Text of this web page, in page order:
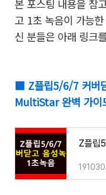
본 포스팅 내용을 참
고 1초 녹음이 가능
신 분들은 아래 링크
■ Z플립5/6/7 커버
MultiStar 완벽 가이